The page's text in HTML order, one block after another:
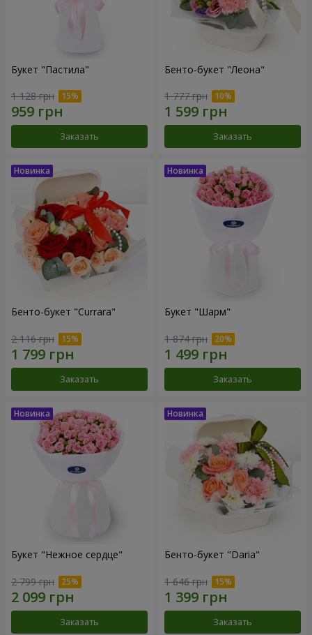
Букет "Пастила"
1 128 грн
Заказать
Бенто-букет "Леона"
1 777 грн
Заказать
Бенто-букет "Currara"
2 116 грн
Заказать
Букет "Шарм"
1 874 грн
Заказать
Букет "Нежное сердце"
2 799 грн
Заказать
Бенто-букет "Daria"
1 646 грн
Заказать